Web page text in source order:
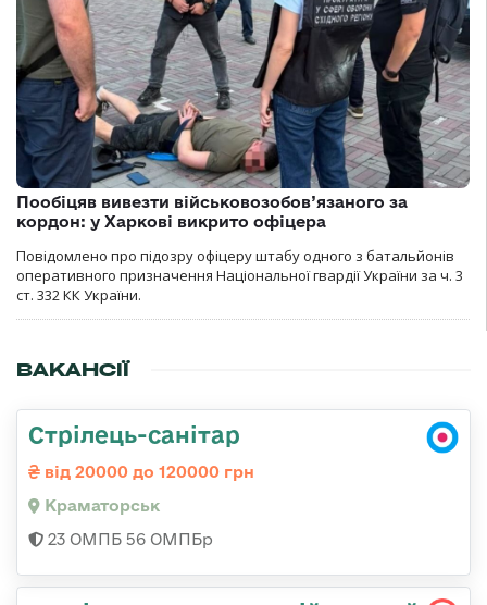
Пообіцяв вивезти військовозобов’язаного за
кордон: у Харкові викрито офіцера
Повідомлено про підозру офіцеру штабу одного з батальйонів
оперативного призначення Національної гвардії України за ч. 3
ст. 332 КК України.
ВАКАНСІЇ
Стрілець-санітар
від 20000 до 120000 грн
Краматорськ
23 ОМПБ 56 ОМПБр